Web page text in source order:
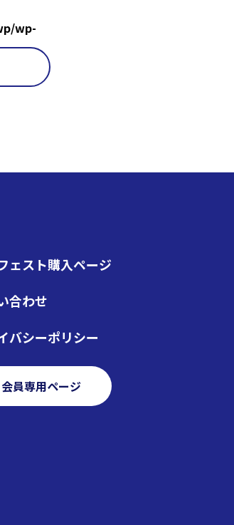
wp-
null in
on
ェスト購入ページ
合わせ
バシーポリシー
会員専用ページ